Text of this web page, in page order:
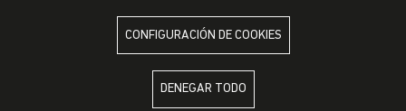
CONFIGURACIÓN DE COOKIES
DENEGAR TODO